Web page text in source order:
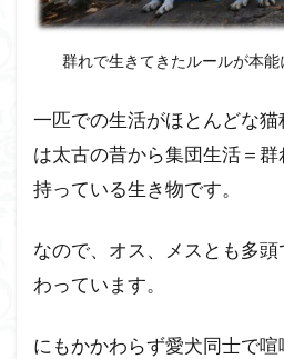
群れで生きてきたルールが本
一匹での生活がほとんどな
は太古の昔から集団生活＝
持っている生き物です。
なので、オス、メスとも多
わっています。
にもかかわらず愛犬同士で